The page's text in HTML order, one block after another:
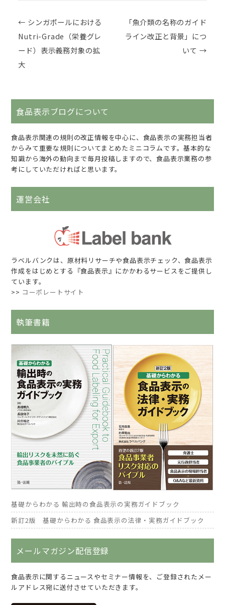
Post navigation
← シンガポールにおける
Nutri-Grade（栄養グレ
ード）表示義務対象の拡
大
「魚介類の名称のガイド
ライン改正と背景」につ
いて →
食品表示ブログについて
食品表示関連の規則の改正情報を中心に、食品表示の実務担当者
からみて重要な規則についてまとめたミニコラムです。基本的な
知識から海外の動向まで毎月投稿しますので、食品表示業務の参
考にしていただければと思います。
運営会社
ラベルバンクは、原材料リサーチや食品表示チェック、食品表示
作成をはじめとする『食品表示』にかかわるサービスをご提供し
ています。
>> コーポレートサイト
執筆書籍
基礎からわかる 輸出時の食品表示の実務ガイドブック
新訂2版 基礎からわかる 食品表示の法律・実務ガイドブック
メールマガジン配信登録
食品表示に関するニュースやセミナー情報を、ご登録されたメー
ルアドレス宛に送付させていただきます。